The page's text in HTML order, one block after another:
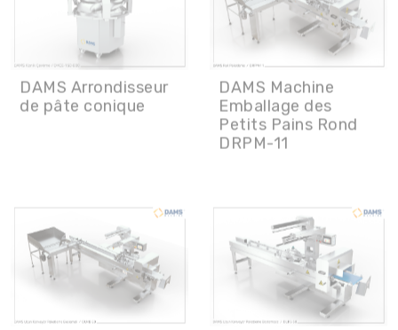
DAMS Arrondisseur
de pâte conique
DAMS Machine
Emballage des
DRPM-11
DAMS Machine
Emballage de
DAMS Machine
Emballage de